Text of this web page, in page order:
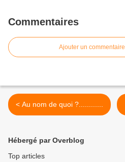
Commentaires
Ajouter un commentaire
< Au nom de quoi ?............
Hébergé par Overblog
Top articles